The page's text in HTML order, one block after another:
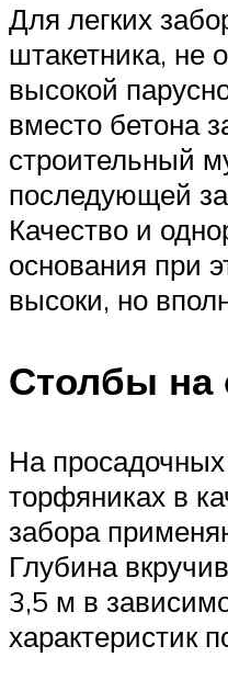
Для легких
штакетника, не
высокой
вместо бетона
строительный
последующей
Качество и
основания при
высоки, но
Столбы на
На просадочных
торфяниках в
забора
Глубина
3,5 м в
характеристик